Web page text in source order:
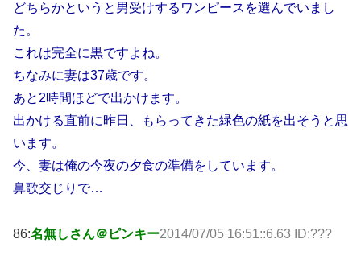
どちらかというと男受けするワンピースを選んでいまし
た。
これは完全に黒ですよね。
ちなみに妻は37歳です。
あと2時間ほどで出かけます。
出かける直前に昨日、もらってきた緑色の紙を出そうと思
います。
今、妻は俺の今夜の夕食の準備をしています。
鼻歌交じりで…
86:名無しさん＠ピンキー2014/07/05 16:51::6.63 ID:???